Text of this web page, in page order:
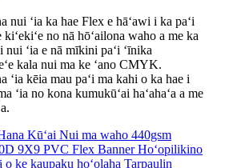
nui ʻia ka hae Flex e hāʻawi i ka paʻi
kiʻekiʻe no nā hōʻailona waho a me ka
nui ʻia e nā mīkini paʻi ʻīnika
kala nui ma ke ʻano CMYK.
ʻia kēia mau paʻi ma kahi o ka hae i
ʻia no kona kumukūʻai haʻahaʻa a me